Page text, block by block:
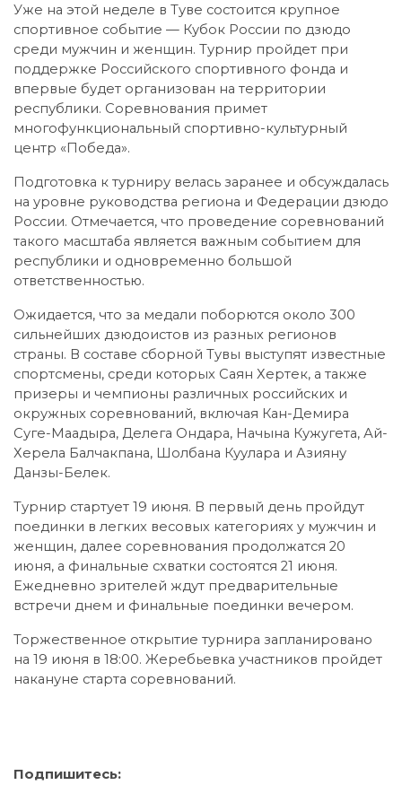
Уже на этой неделе в Туве состоится крупное
спортивное событие — Кубок России по дзюдо
среди мужчин и женщин. Турнир пройдет при
поддержке Российского спортивного фонда и
впервые будет организован на территории
республики. Соревнования примет
многофункциональный спортивно-культурный
центр «Победа».
Подготовка к турниру велась заранее и обсуждалась
на уровне руководства региона и Федерации дзюдо
России. Отмечается, что проведение соревнований
такого масштаба является важным событием для
республики и одновременно большой
ответственностью.
Ожидается, что за медали поборются около 300
сильнейших дзюдоистов из разных регионов
страны. В составе сборной Тувы выступят известные
спортсмены, среди которых Саян Хертек, а также
призеры и чемпионы различных российских и
окружных соревнований, включая Кан-Демира
Суге-Маадыра, Делега Ондара, Начына Кужугета, Ай-
Херела Балчакпана, Шолбана Куулара и Азияну
Данзы-Белек.
Турнир стартует 19 июня. В первый день пройдут
поединки в легких весовых категориях у мужчин и
женщин, далее соревнования продолжатся 20
июня, а финальные схватки состоятся 21 июня.
Ежедневно зрителей ждут предварительные
встречи днем и финальные поединки вечером.
Торжественное открытие турнира запланировано
на 19 июня в 18:00. Жеребьевка участников пройдет
накануне старта соревнований.
Подпишитесь: